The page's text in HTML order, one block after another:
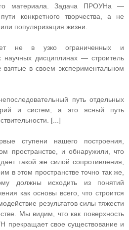
материала. Задача ПРОУНа —
конкретного творчества, а не
популяризация жизни.
не в узко ограниченных и
научных дисциплинах — строитель
в своем экспериментальном
путь отдельных
и систем, а это ясный путь
[...]
ступени нашего построения,
пространстве, и обнаружили, что
такой же силой сопротивления,
в этом пространстве точно так же,
должны исходить из понятий
как основы всего, что строится
результатов силы тяжести
Мы видим, что как поверхность
прекращает свое существование и